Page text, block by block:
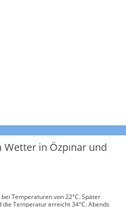
in Özpınar und
Temperaturen von 22°C. Später
Temperatur erreicht 34°C. Abends